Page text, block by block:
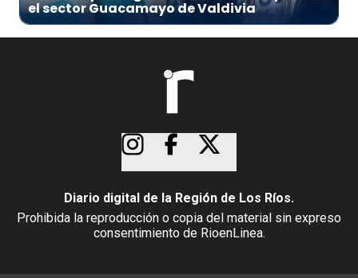
el sector Guacamayo de Valdivia
Diario digital de la Región de Los Ríos.
Prohibida la reproducción o copia del material sin expreso
consentimiento de RioenLinea.